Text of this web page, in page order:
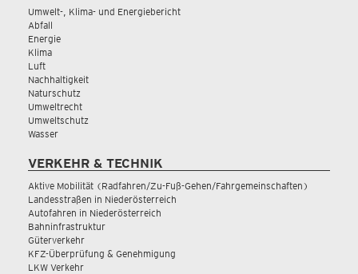
Umwelt-, Klima- und Energiebericht
Abfall
Energie
Klima
Luft
Nachhaltigkeit
Naturschutz
Umweltrecht
Umweltschutz
Wasser
VERKEHR & TECHNIK
Aktive Mobilität (Radfahren/Zu-Fuß-Gehen/Fahrgemeinschaften)
Landesstraßen in Niederösterreich
Autofahren in Niederösterreich
Bahninfrastruktur
Güterverkehr
KFZ-Überprüfung & Genehmigung
LKW Verkehr